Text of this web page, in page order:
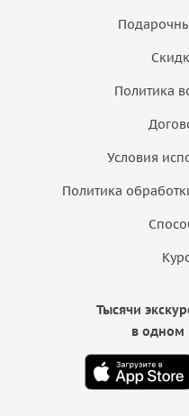
Политика
Условия
Политика
Тысячи
в одном